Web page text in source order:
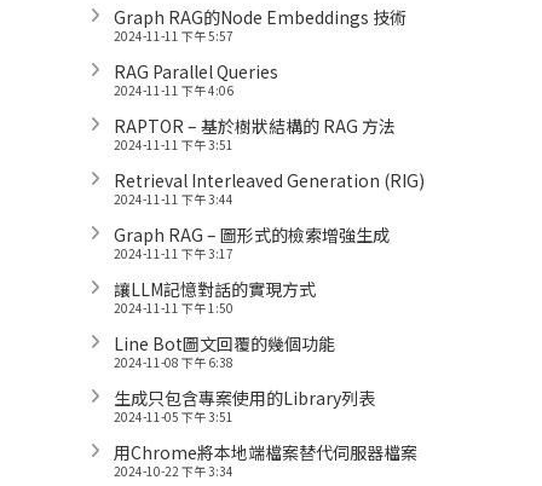
Graph RAG的Node Embeddings 技術
2024-11-11 下午 5:57
RAG Parallel Queries
2024-11-11 下午 4:06
RAPTOR – 基於樹狀結構的 RAG 方法
2024-11-11 下午 3:51
Retrieval Interleaved Generation (RIG)
2024-11-11 下午 3:44
Graph RAG – 圖形式的檢索增強生成
2024-11-11 下午 3:17
讓LLM記憶對話的實現方式
2024-11-11 下午 1:50
Line Bot圖文回覆的幾個功能
2024-11-08 下午 6:38
生成只包含專案使用的Library列表
2024-11-05 下午 3:51
用Chrome將本地端檔案替代伺服器檔案
2024-10-22 下午 3:34